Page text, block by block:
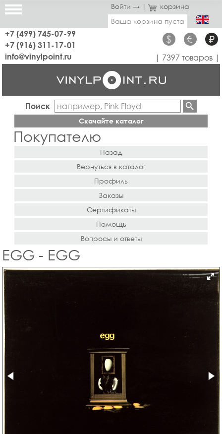
Войти → |
корзина
Ваша корзина пуста
+7 (499) 745-07-99
+7 (916) 311-17-01
$ € ₽
info@vinylpoint.ru | 7397 товаров |
Поиск
Скачайте каталог
Покупателю
Назад
Вернуться в каталог
Профиль
Заказы
Сертификаты
Помощь
Вопросы и ответы
EGG - EGG